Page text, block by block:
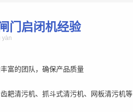
门启闭机经验
yàn
富的团队，确保产品质量
耙清污机、抓斗式清污机、网板清污机等